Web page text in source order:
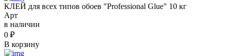
КЛЕЙ для всех типов обоев "Professional Glue" 10 кг
Арт
в наличии
0 ₽
В корзину